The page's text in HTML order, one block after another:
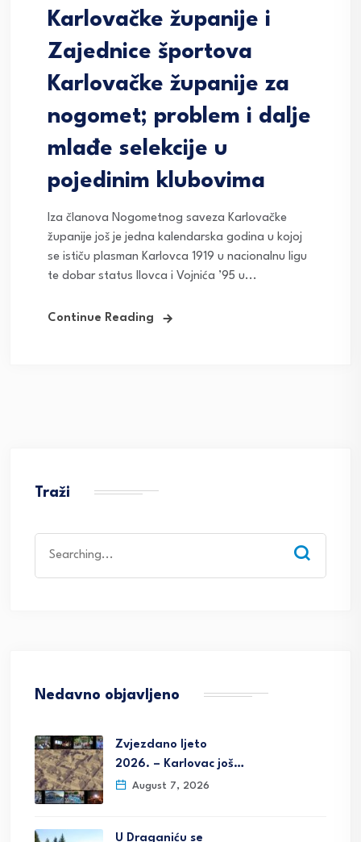
Karlovačke županije i
Zajednice športova
Karlovačke županije za
nogomet; problem i dalje
mlađe selekcije u
pojedinim klubovima
Iza članova Nogometnog saveza Karlovačke
županije još je jedna kalendarska godina u kojoj
se ističu plasman Karlovca 1919 u nacionalnu ligu
te dobar status Ilovca i Vojnića ’95 u...
Continue Reading
Traži
for:
Nedavno objavljeno
Zvjezdano ljeto
2026. – Karlovac još…
August 7, 2026
U Draganiću se